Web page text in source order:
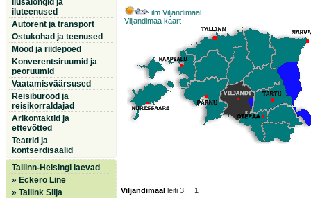
Ilusalongid ja
iluteenused
Autorent ja transport
Ostukohad ja teenused
Mood ja riidepoed
Konverentsiruumid ja
peoruumid
Vaatamisväärsused
Reisibürood ja
reisikorraldajad
Ärikontaktid ja
ettevõtted
Teatrid ja
kontserdisaalid
Tallinn-Helsingi laevad
» Eckerö Line
» Tallink Silja
ilm Viljandimaal
Viljandimaa kaart
Viljandimaal leiti 3: 1